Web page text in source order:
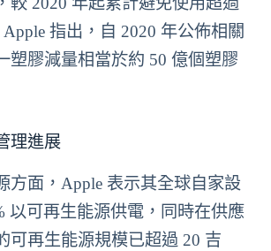
指出，自 2020 年公佈相關
塑膠減量相當於約 50 億個塑膠
理進展
方面，Apple 表示其全球自家設
以可再生能源供電，同時在供應
可再生能源規模已超過 20 吉